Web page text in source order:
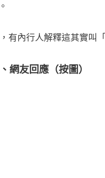
有內行人解釋這其實叫
網友回應（按圖）